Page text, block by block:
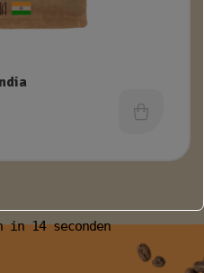
in14seconden